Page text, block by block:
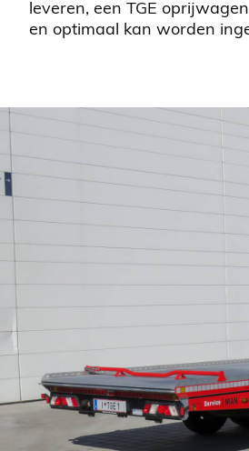
leveren, een TGE
en optimaal kan worden